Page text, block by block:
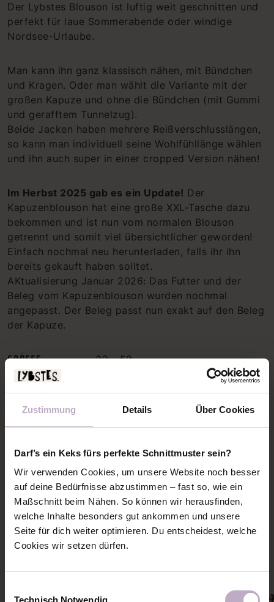
Zustimmung Details Über Cookies
Darf’s ein Keks fürs perfekte Schnittmuster sein?
Wir verwenden Cookies, um unsere Website noch besser
auf deine Bedürfnisse abzustimmen – fast so, wie ein
Maßschnitt beim Nähen. So können wir herausfinden,
welche Inhalte besonders gut ankommen und unsere
Seite für dich weiter optimieren. Du entscheidest, welche
Cookies wir setzen dürfen.
Technisch Notwendig
Der Lybstes Blouson ist luftig weit geschnitten und
perfekt für laue Sommerabende oder windige
Nordsee-Urlaube.
Man kann ihn ganz klassisch nähen, mit Bündchen
und Kragen. Oder man wählt die Variante mit der
großen Kapuze und ohne die Bündchen (mit Gummi
und gerafftem Tunnelzug).
Beide Jacken haben mehrere Reißverschlusslängen,
so kann man individuell seine Wohlfühllänge wählen
und ihn auch super in einer cropped Version nähen!
Im Herbst 2025 gab es ein Update! Der
Kapuzenblouson hat eine große XXL-Tasche dazu
bekommen und ist nun vom normalen Blouson
getrennt und somit viel übersichtlicher geworden!
Einfach nochmal neu herunterladen, falls ihr ihn
bereits gekauft haben solltet.
AKtualisierung Januar 2026: Das Futter und der
Beleg vom Kapuzenblouson wurden nochmal
angepasst. Der Beleg passt nun exakt auf den Beleg
der Kapuze.
GRÖSSE 32 - 52
NAHTZUGABE
ZWEI E-BOOKS ENTHALTEN
PASSENDE NÄHANLEITUNGEN
Mehr Ideen und Inspiration zu diesem Schnitt holen